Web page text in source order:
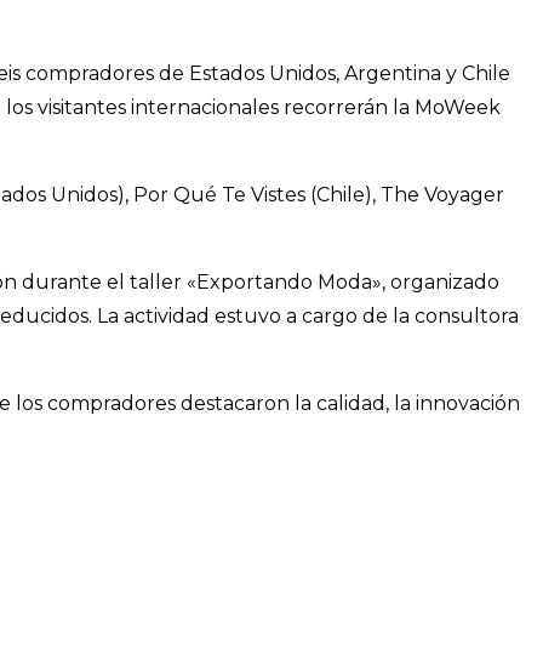
compradores de Estados Unidos, Argentina y Chile
visitantes internacionales recorrerán la MoWeek
Unidos), Por Qué Te Vistes (Chile), The Voyager
durante el taller «Exportando Moda», organizado
La actividad estuvo a cargo de la consultora
compradores destacaron la calidad, la innovación